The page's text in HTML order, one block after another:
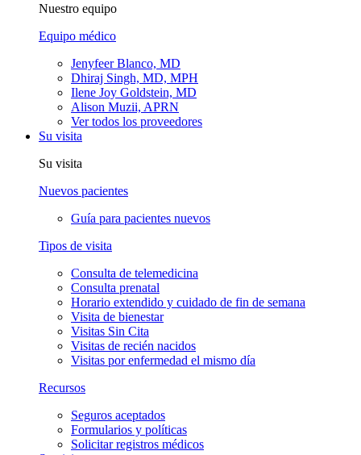
Nuestro equipo
Equipo médico
Jenyfeer Blanco, MD
Dhiraj Singh, MD, MPH
Ilene Joy Goldstein, MD
Alison Muzii, APRN
Ver todos los proveedores
Su visita
Su visita
Nuevos pacientes
Guía para pacientes nuevos
Tipos de visita
Consulta de telemedicina
Consulta prenatal
Horario extendido y cuidado de fin de semana
Visita de bienestar
Visitas Sin Cita
Visitas de recién nacidos
Visitas por enfermedad el mismo día
Recursos
Seguros aceptados
Formularios y políticas
Solicitar registros médicos